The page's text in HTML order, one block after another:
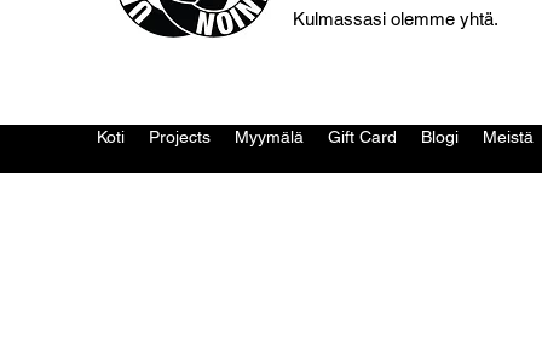
Kulmassasi olemme yhtä.
Koti Projects Myymälä Gift Card Blogi Meistä